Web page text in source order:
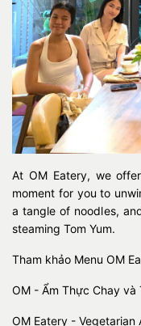
At OM Eatery, we
moment for you to
a tangle of noodles,
steaming Tom Yum.
Tham khảo Menu OM
OM - Ẩm Thực Chay và
OM Eatery - Vegetarian